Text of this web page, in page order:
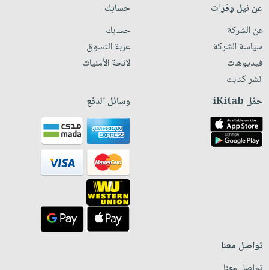
عن نيل وفرات
عن الشركة
سياسة الشركة
فيديوهات
انشر كتابك
حسابك
حسابك
عربة التسوق
لائحة الأمنيات
حمّل iKitab وسائل الدفع
تواصل معنا